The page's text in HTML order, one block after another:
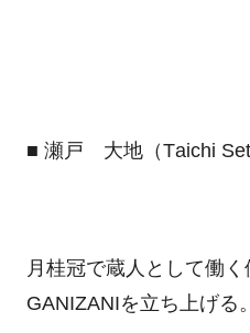
■ 瀬戸 大地（Taichi
月桂冠で蔵人として働
GANIZANIを立ち上げる。